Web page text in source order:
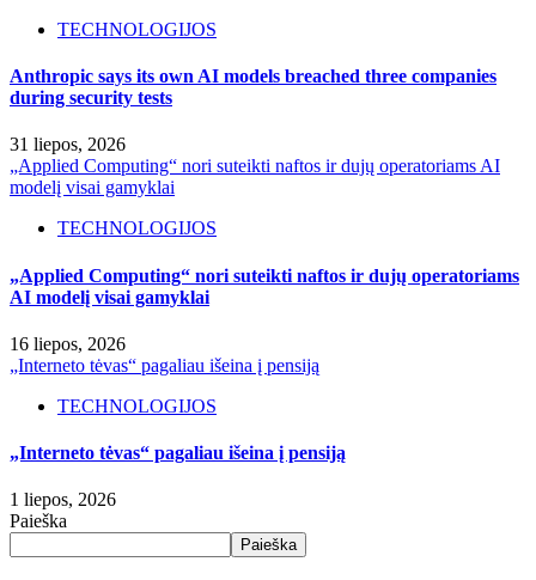
TECHNOLOGIJOS
Anthropic says its own AI models breached three companies
during security tests
31 liepos, 2026
„Applied Computing“ nori suteikti naftos ir dujų operatoriams AI
modelį visai gamyklai
TECHNOLOGIJOS
„Applied Computing“ nori suteikti naftos ir dujų operatoriams
AI modelį visai gamyklai
16 liepos, 2026
„Interneto tėvas“ pagaliau išeina į pensiją
TECHNOLOGIJOS
„Interneto tėvas“ pagaliau išeina į pensiją
1 liepos, 2026
Paieška
Paieška